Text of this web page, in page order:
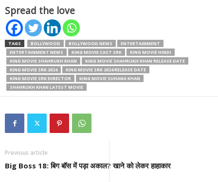
Spread the love
TAGS BOLLYWOOD BOLLYWOOD NEWS
ENTERTAINMENT
ENTERTAINMENT NEWS
KING MOVIE CAST SRK
KING MOVIE HINDI
KING MOVIE SHAHRUKH KHAN
KING MOVIE SHAHRUKH KHAN RELEASE DATE
KING MOVIE SRK 2024
KING MOVIE SRK 2024 RELEASE DATE
KING MOVIE SRK DIRECTOR
KING MOVIE SUHANA KHAN
SHAHRUKH KHAN LATEST MOVIE
Previous article
Big Boss 18: बिग बॉस में पड़ा अकाल? खाने को लेकर हाहाकार